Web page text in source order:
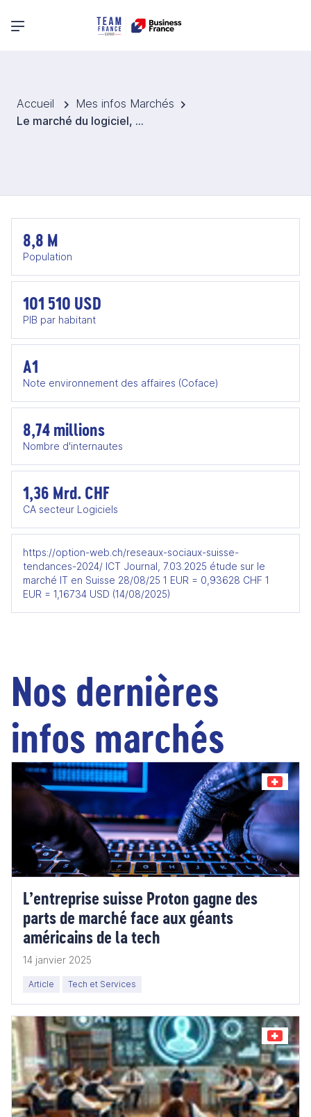
Menu principal
Accueil
Mes infos Marchés
Le marché du logiciel, de la deeptech et du cloud en Suisse
8,8 M
Population
101 510 USD
PIB par habitant
A1
Note environnement des affaires (Coface)
8,74 millions
Nombre d'internautes
1,36 Mrd. CHF
CA secteur Logiciels
https://option-web.ch/reseaux-sociaux-suisse-
tendances-2024/ ICT Journal, 7.03.2025 étude sur le
marché IT en Suisse 28/08/25 1 EUR = 0,93628 CHF 1
EUR = 1,16734 USD (14/08/2025)
Nos dernières
infos marchés
L’entreprise suisse Proton gagne des
parts de marché face aux géants
américains de la tech
14 janvier 2025
Article Tech et Services